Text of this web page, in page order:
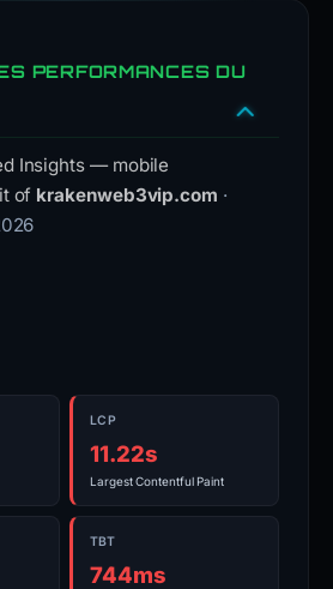
PERFORMANCES DU
Insights — mobile
of krakenweb3vip.com ·
LCP
11.22s
Largest Contentful Paint
TBT
744ms